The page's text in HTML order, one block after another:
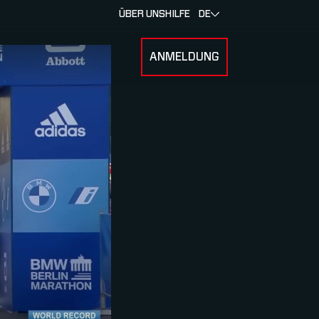
FOR RENNEN & ATHLETENSUBMENU FOR ÜBER MYLAPS ANMELDUNG
ÜBER UNSHILFE DE